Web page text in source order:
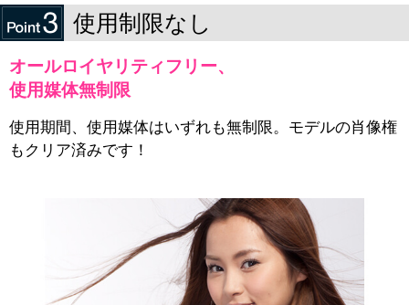
使用制限なし
オールロイヤリティフリー、
使用媒体無制限
使用期間、使用媒体はいずれも無制限。モデルの肖像権
もクリア済みです！